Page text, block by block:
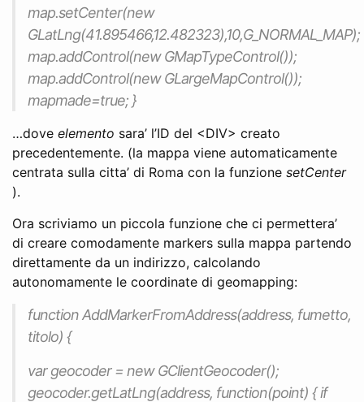
map.setCenter(new
GLatLng(41.895466,12.482323),10,G_NORMAL_MAP);
map.addControl(new GMapTypeControl());
map.addControl(new GLargeMapControl());
mapmade=true; }
…dove elemento sara’ l’ID del <DIV> creato
precedentemente. (la mappa viene automaticamente
centrata sulla citta’ di Roma con la funzione setCenter
).
Ora scriviamo un piccola funzione che ci permettera’
di creare comodamente markers sulla mappa partendo
direttamente da un indirizzo, calcolando
autonomamente le coordinate di geomapping:
function AddMarkerFromAddress(address, fumetto,
titolo) {
var geocoder = new GClientGeocoder();
geocoder.getLatLng(address, function(point) { if